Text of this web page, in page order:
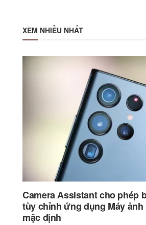
XEM NHIỀU NHẤT
Camera Assistant cho phép
tùy chỉnh ứng dụng Máy ảnh
mặc định